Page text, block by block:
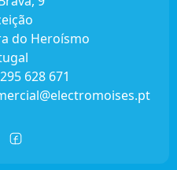
do Heroísmo
295 628 671